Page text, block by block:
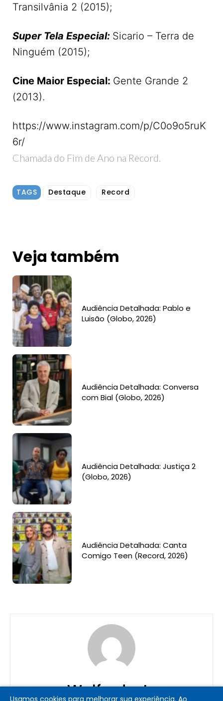
Transilvânia 2 (2015);
Super Tela Especial: Sicario – Terra de
Ninguém (2015);
Cine Maior Especial: Gente Grande 2
(2013).
https://www.instagram.com/p/C0o9o5ruK
6r/
Chamada do Fim de Ano na Record.
TAGS Destaque Record
Veja também
Audiência Detalhada: Pablo e
Luisão (Globo, 2026)
Audiência Detalhada: Conversa
com Bial (Globo, 2026)
Audiência Detalhada: Justiça 2
(Globo, 2026)
Audiência Detalhada: Canta
Comigo Teen (Record, 2026)
Walfredo Jr.
Usamos cookies para melhorar sua experiência. Ao